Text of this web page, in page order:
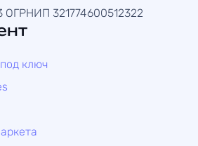
ОГРНИП 321774600512322
ключ